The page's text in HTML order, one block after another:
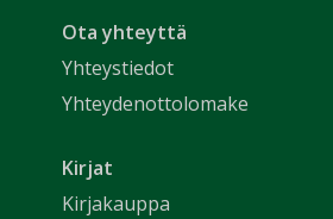
Ota yhteyttä
Yhteystiedot
Yhteydenottolomake
Kirjat
Kirjakauppa